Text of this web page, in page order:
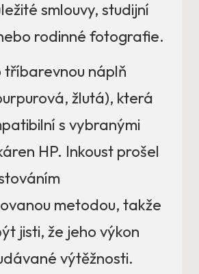
smlouvy, studijní
rodinné fotografie.
tříbarevnou náplň
žlutá), která
s vybranými
HP. Inkoust prošel
metodou, takže
jisti, že jeho výkon
výtěžnosti.